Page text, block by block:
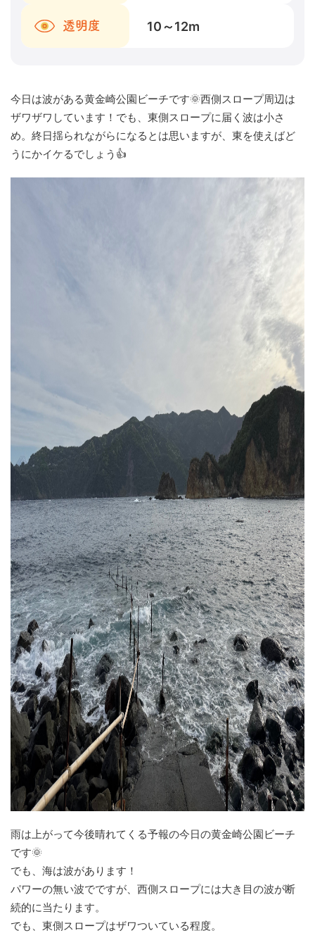
透明度 10～12m
今日は波がある黄金崎公園ビーチです🌞西側スロープ周辺は
ザワザワしています！でも、東側スロープに届く波は小さ
め。終日揺られながらになるとは思いますが、東を使えばど
うにかイケるでしょう👍
雨は上がって今後晴れてくる予報の今日の黄金崎公園ビーチ
です🌞
でも、海は波があります！
パワーの無い波でですが、西側スロープには大き目の波が断
続的に当たります。
でも、東側スロープはザワついている程度。